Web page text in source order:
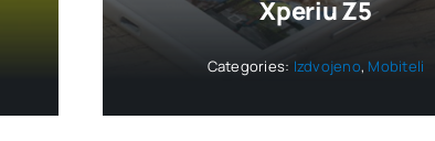
Xperiu Z5
Categories: Izdvojeno, Mobiteli